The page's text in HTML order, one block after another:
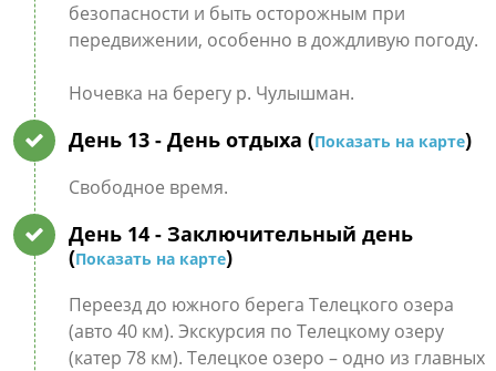
безопасности и быть осторожным при
передвижении, особенно в дождливую погоду.
Ночевка на берегу р. Чулышман.
День 13 - День отдыха (Показать на карте)
Свободное время.
День 14 - Заключительный день
(Показать на карте)
Переезд до южного берега Телецкого озера
(авто 40 км). Экскурсия по Телецкому озеру
(катер 78 км). Телецкое озеро – одно из главных